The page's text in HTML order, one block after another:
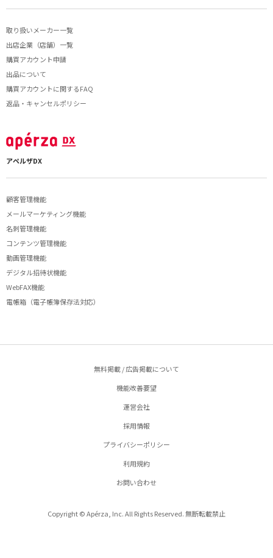
取り扱いメーカー一覧
出店企業（店舗）一覧
購買アカウント申請
出品について
購買アカウントに関するFAQ
返品・キャンセルポリシー
アペルザDX
顧客管理機能
メールマーケティング機能
名刺管理機能
コンテンツ管理機能
動画管理機能
デジタル招待状機能
WebFAX機能
電帳箱（電子帳簿保存法対応）
無料掲載 / 広告掲載について
機能改善要望
運営会社
採用情報
プライバシーポリシー
利用規約
お問い合わせ
Copyright © Apérza, Inc. All Rights Reserved. 無断転載禁止